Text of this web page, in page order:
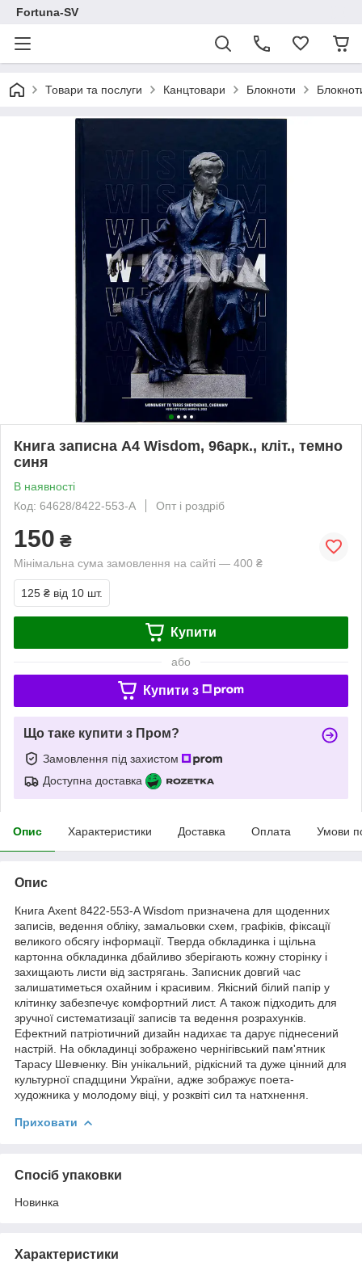
Fortuna-SV
Товари та послуги Канцтовари Блокноти
Книга записна А4 Wisdom, 96арк., кліт., темно
синя
В наявності
Код: 64628/8422-553-A
Опт і роздріб
150 ₴
Мінімальна сума замовлення на сайті — 400 ₴
125 ₴ від 10 шт.
Купити
або
Купити з
Що таке купити з Пром?
Замовлення під захистом
Доступна доставка
Опис Характеристики Доставка Оплата Умови
Опис
Книга Axent 8422-553-A Wisdom призначена для щоденних
записів, ведення обліку, замальовки схем, графіків, фіксації
великого обсягу інформації. Тверда обкладинка і щільна
картонна обкладинка дбайливо зберігають кожну сторінку і
захищають листи від застрягань. Записник довгий час
залишатиметься охайним і красивим. Якісний білий папір у
клітинку забезпечує комфортний лист. А також підходить для
зручної систематизації записів та ведення розрахунків.
Ефектний патріотичний дизайн надихає та дарує піднесений
настрій. На обкладинці зображено чернігівський пам'ятник
Тарасу Шевченку. Він унікальний, рідкісний та дуже цінний для
культурної спадщини України, адже зображує поета-
художника у молодому віці, у розквіті сил та натхнення.
Приховати
Спосіб упаковки
Новинка
Характеристики